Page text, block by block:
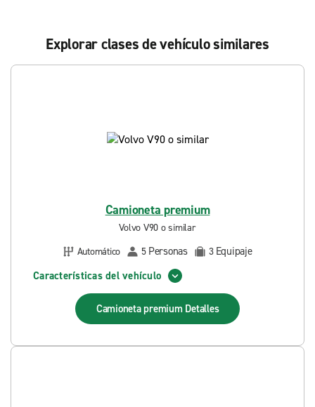
Explorar clases de vehículo similares
Camioneta premium
Volvo V90 o similar
Automático
5 Personas 3 Equipaje
Características del vehículo
Camioneta premium Detalles